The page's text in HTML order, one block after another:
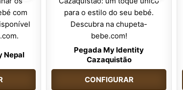
Nepal
Pegada My Identity
Cazaquistão
CONFIGURAR